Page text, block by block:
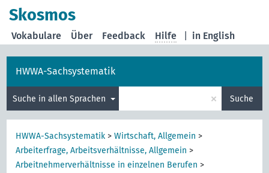
Skosmos
in English
Vokabulare Über Feedback Hilfe
HWWA-Sachsystematik
Suche in allen Sprachen × Suche
HWWA-Sachsystematik >Wirtschaft, Allgemein >
Arbeiterfrage, Arbeitsverhältnisse, Allgemein >
Arbeitnehmerverhältnisse in einzelnen Berufen >